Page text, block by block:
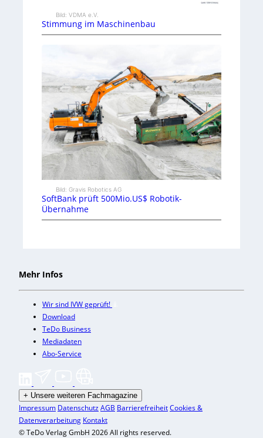
Bild: VDMA e.V.
Stimmung im Maschinenbau
Bild: Gravis Robotics AG
SoftBank prüft 500Mio.US$ Robotik-
Übernahme
Mehr Infos
Wir sind IVW geprüft!
Download
TeDo Business
Mediadaten
Abo-Service
+ Unsere weiteren Fachmagazine
Impressum DatenschutzAGB BarrierefreiheitCookies &
Datenverarbeitung Kontakt
© TeDo Verlag GmbH 2026 All rights reserved.